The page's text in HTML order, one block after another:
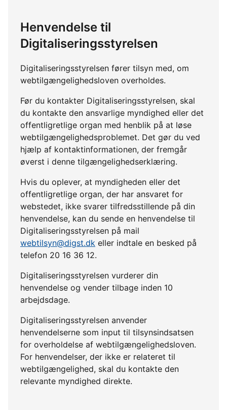
Henvendelse til
Digitaliseringsstyrelsen
Digitaliseringsstyrelsen fører tilsyn med, om
webtilgængelighedsloven overholdes.
Før du kontakter Digitaliseringsstyrelsen, skal
du kontakte den ansvarlige myndighed eller det
offentligretlige organ med henblik på at løse
webtilgængelighedsproblemet. Det gør du ved
hjælp af kontaktinformationen, der fremgår
øverst i denne tilgængelighedserklæring.
Hvis du oplever, at myndigheden eller det
offentligretlige organ, der har ansvaret for
webstedet, ikke svarer tilfredsstillende på din
henvendelse, kan du sende en henvendelse til
Digitaliseringsstyrelsen på mail
webtilsyn@digst.dk eller indtale en besked på
telefon 20 16 36 12.
Digitaliseringsstyrelsen vurderer din
henvendelse og vender tilbage inden 10
arbejdsdage.
Digitaliseringsstyrelsen anvender
henvendelserne som input til tilsynsindsatsen
for overholdelse af webtilgængelighedsloven.
For henvendelser, der ikke er relateret til
webtilgængelighed, skal du kontakte den
relevante myndighed direkte.